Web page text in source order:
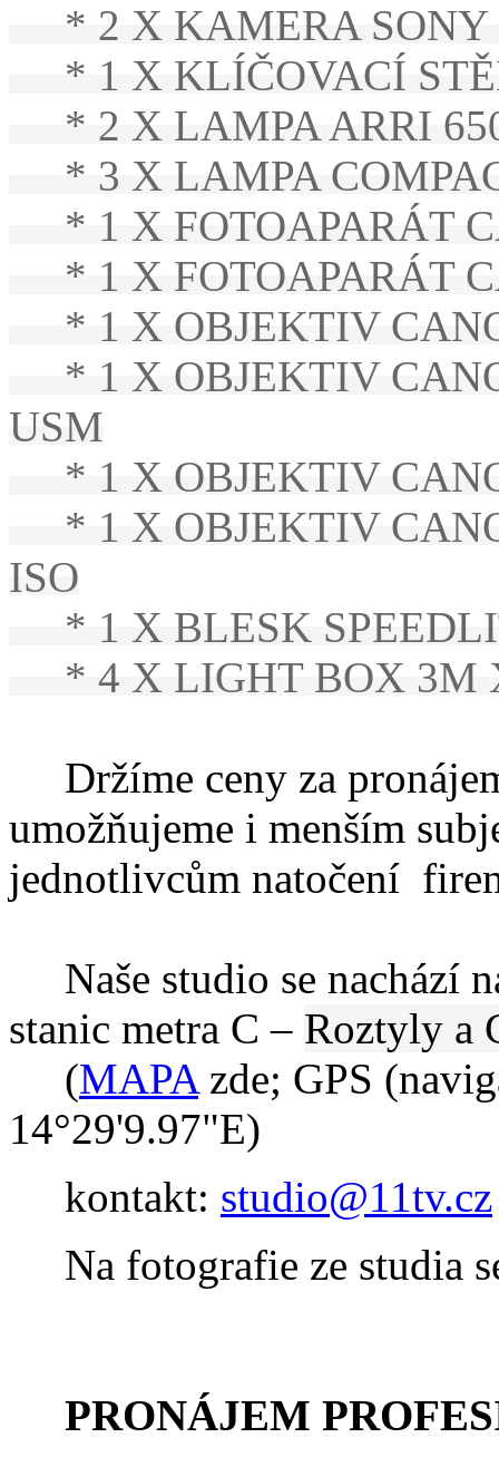
* 2 X KAMERA SONY
* 1 X KLÍČOVACÍ
* 2 X LAMPA ARRI
* 3 X LAMPA
* 1 X FOTOAPARÁT
* 1 X FOTOAPARÁT
* 1 X OBJEKTIV
* 1 X OBJEKTIV
USM
* 1 X OBJEKTIV
* 1 X OBJEKTIV
ISO
* 1 X BLESK
* 4 X LIGHT BOX 3M
Držíme ceny za
umožňujeme i menším
jednotlivcům natočení
Naše studio se nachází
stanic metra C – Roztyly a
(MAPAzde; GPS
14°29'9.97"E)
kontakt: studio@11tv.cz
Na fotografie ze studia
PRONÁJEM